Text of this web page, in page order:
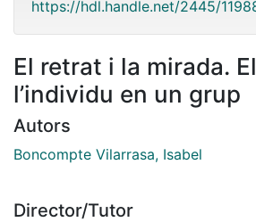
https://hdl.handle.net/2445/
El retrat i la mirada.
l’individu en un grup
Autors
Boncompte Vilarrasa, Isabel
Director/Tutor